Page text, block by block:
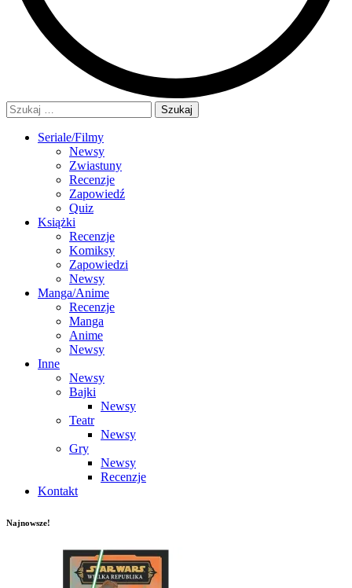
Szukaj:
Seriale/Filmy
Newsy
Zwiastuny
Recenzje
Zapowiedź
Quiz
Książki
Recenzje
Komiksy
Zapowiedzi
Newsy
Manga/Anime
Recenzje
Manga
Anime
Newsy
Inne
Newsy
Bajki
Newsy
Teatr
Newsy
Gry
Newsy
Recenzje
Kontakt
Najnowsze!